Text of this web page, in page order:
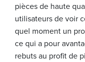
pièces de haute
utilisateurs de voir
quel moment un
ce qui a pour
rebuts au profit de